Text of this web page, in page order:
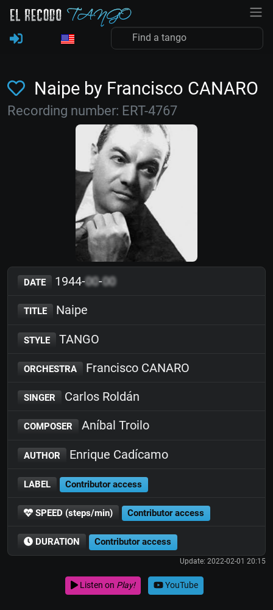
Naipe by Francisco CANARO
Recording number: ERT-4767
DATE 1944-00-00
TITLE Naipe
STYLE TANGO
ORCHESTRA Francisco CANARO
SINGER Carlos Roldán
COMPOSER Aníbal Troilo
AUTHOR Enrique Cadícamo
LABEL Contributor access
SPEED (steps/min) Contributor access
DURATION Contributor access
Update: 2022-02-01 20:15
Listen on Play! YouTube